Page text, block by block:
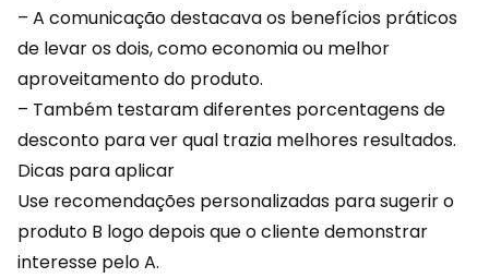
– A comunicação destacava os benefícios práticos
de levar os dois, como economia ou melhor
aproveitamento do produto.
– Também testaram diferentes porcentagens de
desconto para ver qual trazia melhores resultados.
Dicas para aplicar
Use recomendações personalizadas para sugerir o
produto B logo depois que o cliente demonstrar
interesse pelo A.